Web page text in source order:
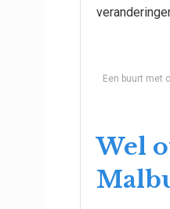
Een buurt met
Wel